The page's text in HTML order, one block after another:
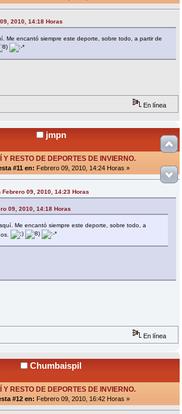
2010, 14:18 Horas
Me encantó siempre este deporte, sobre todo, a partir de
En línea
jmpn
Y RESTO DE DEPORTES DE INVIERNO.
#11 en: Febrero 09, 2010, 14:24 Horas »
09, 2010, 14:23 Horas
09, 2010, 14:18 Horas
Me encantó siempre este deporte, sobre todo, a
En línea
Chumbaispil
Y RESTO DE DEPORTES DE INVIERNO.
#12 en: Febrero 09, 2010, 16:42 Horas »